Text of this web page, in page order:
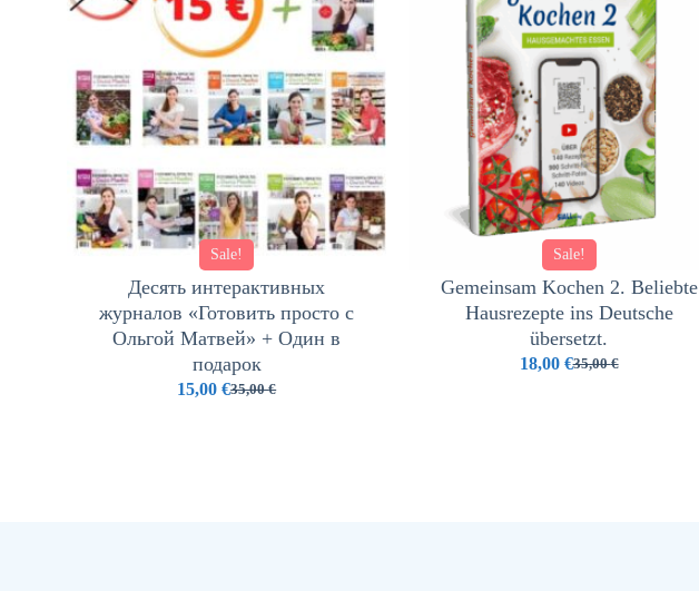
Sale!
Десять интерактивных
журналов «Готовить просто с
Ольгой Матвей» + Один в
подарок
35,00€
15,00€
Sale!
Gemeinsam Kochen 2. Beliebte
Hausrezepte ins Deutsche
übersetzt.
35,00€
18,00 €